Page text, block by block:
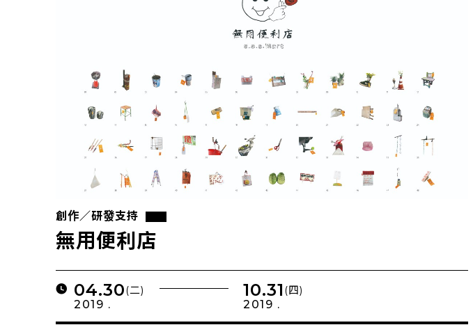
創作／研發支持
無用便利店
04.30(二)
2019 .
10.31 (四)
2019 .